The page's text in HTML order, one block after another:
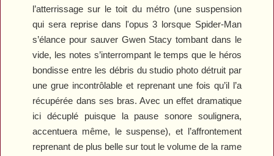
l’atterrissage sur le toit du métro (une suspension
qui sera reprise dans l'opus 3 lorsque Spider-Man
s’élance pour sauver Gwen Stacy tombant dans le
vide, les notes s’interrompant le temps que le héros
bondisse entre les débris du studio photo détruit par
une grue incontrôlable et reprenant une fois qu’il l’a
récupérée dans ses bras. Avec un effet dramatique
ici décuplé puisque la pause sonore soulignera,
accentuera même, le suspense), et l’affrontement
reprenant de plus belle sur tout le volume de la rame